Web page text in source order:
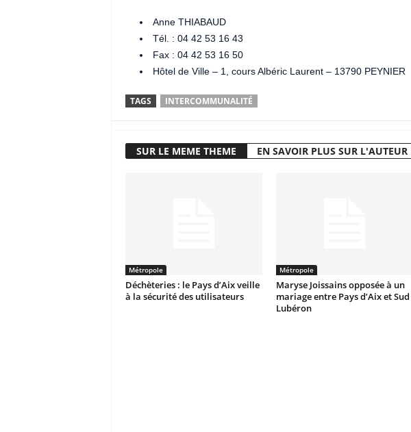
Anne THIABAUD
Tél. : 04 42 53 16 43
Fax : 04 42 53 16 50
Hôtel de Ville – 1, cours Albéric Laurent – 13790 PEYNIER
TAGS INTERCOMMUNALITÉ
SUR LE MEME THEME EN SAVOIR PLUS SUR L'AUTEUR
Métropole
Déchèteries : le Pays d’Aix veille
à la sécurité des utilisateurs
Métropole
Maryse Joissains opposée à un
mariage entre Pays d’Aix et Sud
Lubéron